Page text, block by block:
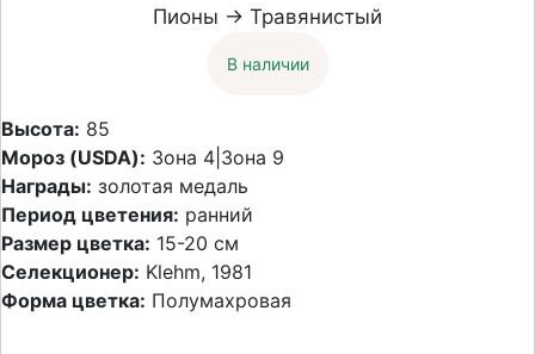
Пионы → Травянистый
В наличии
Высота: 85
Мороз (USDA): Зона 4|Зона 9
Награды: золотая медаль
Период цветения: ранний
Размер цветка: 15-20 см
Селекционер: Klehm, 1981
Форма цветка: Полумахровая